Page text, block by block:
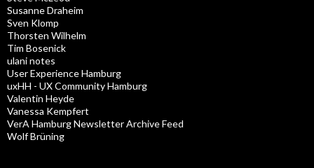
Susanne Draheim
Sven Klomp
Thorsten Wilhelm
Tim Bosenick
ulani notes
User Experience Hamburg
uxHH - UX Community Hamburg
Valentin Heyde
Vanessa Kempfert
VerA Hamburg Newsletter Archive Feed
Wolf Brüning